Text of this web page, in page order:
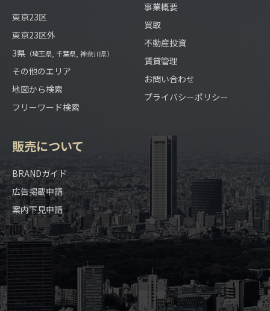
東京23区
東京23区外
3県 （埼玉県, 千葉県, 神奈川県）
その他のエリア
地図から検索
フリーワード検索
販売について
BRANDガイド
広告掲載申請
案内下見申請
事業概要
買取
不動産投資
賃貸管理
お問い合わせ
プライバシーポリシー